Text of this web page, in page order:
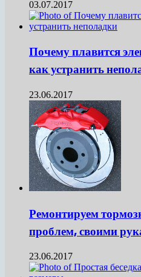
03.07.2017
Почему плавится
как устранить
23.06.2017
Ремонтируем
проблем, своими
23.06.2017